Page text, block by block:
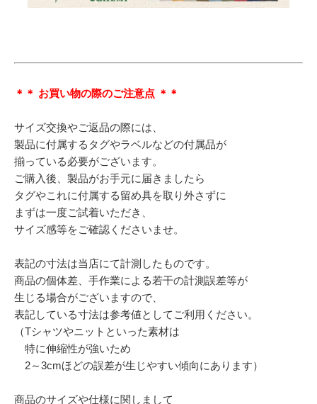
＊＊ お買い物の際のご注意点 ＊＊
サイズ交換やご返品の際には、
製品に付属するタグやラベルなどの付属品が
揃っている必要がございます。
ご購入後、製品がお手元に届きましたら
タグやこれに付属する留め具を取り外さずに
まずは一度ご試着いただき、
サイズ感等をご確認くださいませ。
表記の寸法は当店にて計測したものです。
商品の個体差、手作業による若干の計測誤差等が
生じる場合がございますので、
表記している寸法は参考値としてご利用ください。
（Tシャツやニットといった素材は
特に伸縮性が強いため
2～3cmほどの誤差が生じやすい傾向にあります）
商品のサイズや仕様に関しまして